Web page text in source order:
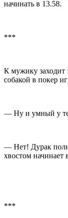
начинать в 13.58.
***
К мужику заходит
собакой в покер
— Ну и умный у
— Нет! Дурак
хвостом начинает
***